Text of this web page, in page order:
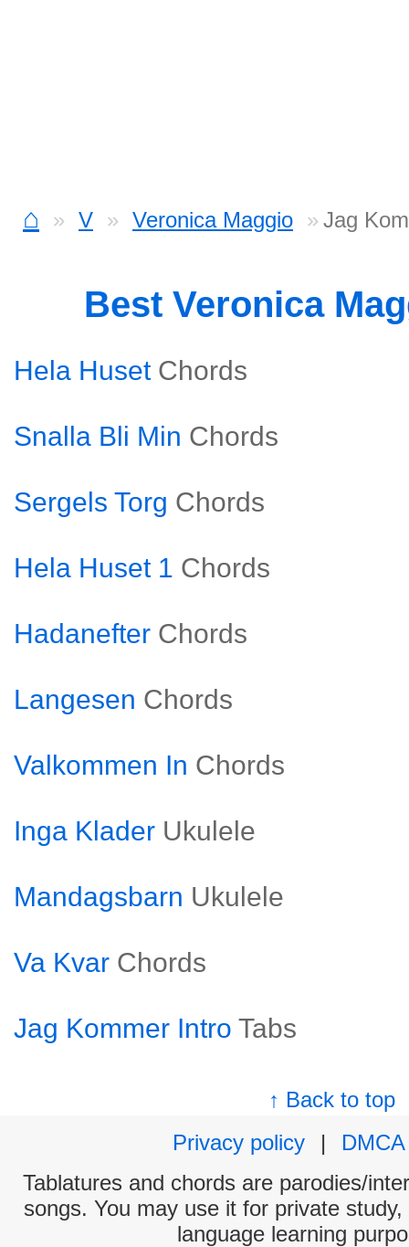
⌂ V Veronica Maggio Jag
Best Veronica
Hela Huset Chords
Snalla Bli Min Chords
Sergels Torg Chords
Hela Huset 1 Chords
Hadanefter Chords
Langesen Chords
Valkommen In Chords
Inga Klader Ukulele
Mandagsbarn Ukulele
Va Kvar Chords
Jag Kommer Intro Tabs
↑ Back to top
Privacy policy
|
DMCA
Tablatures and chords are parodies/
songs. You may use it for private
language learning